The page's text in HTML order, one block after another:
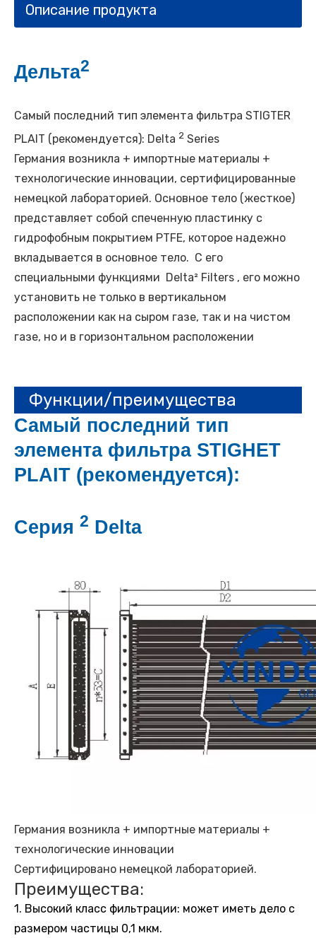
Описание продукта
Дельта2
Самый последний тип элемента фильтра STIGTER
PLAIT (рекомендуется): Delta 2 Series
Германия возникла + импортные материалы +
технологические инновации, сертифицированные
немецкой лабораторией. Основное тело (жесткое)
представляет собой спеченную пластинку с
гидрофобным покрытием PTFE, которое надежно
вкладывается в основное тело. С его
специальными функциями Delta² Filters , его можно
установить не только в вертикальном
расположении как на сыром газе, так и на чистом
газе, но и в горизонтальном расположении
Функции/преимущества
Самый последний тип
элемента фильтра STIGHET
PLAIT (рекомендуется):
Серия 2 Delta
Германия возникла + импортные материалы +
технологические инновации
Сертифицировано немецкой лабораторией.
Преимущества:
1. Высокий класс фильтрации: может иметь дело с
размером частицы 0,1 мкм.